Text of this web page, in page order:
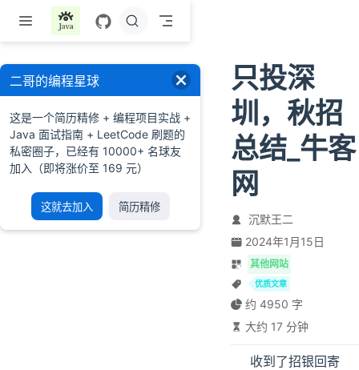
跳至主要內容
只投深
圳，秋招
总结_牛客
网
沉默王二
2024年1月15日
其他网站
优质文章
约 4950 字
大约 17 分钟
收到了招银回寄
二哥的编程星球
这是一个简历精修 + 编程项目实战 +
Java 面试指南 + LeetCode 刷题的
私密圈子，已经有 10000+ 名球友
加入（即将涨价至 169 元）
这就去加入 简历精修